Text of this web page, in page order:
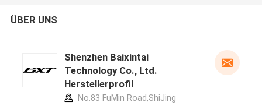
ÜBER UNS
Shenzhen Baixintai
Technology Co., Ltd.
Herstellerprofil
No.83 FuMin Road,ShiJing